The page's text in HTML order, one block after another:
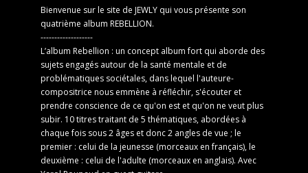
Bienvenue sur le site de JEWLY qui vous présente son
quatrième album REBELLION.
-------------------
L’album Rebellion : un concept album fort qui aborde des
sujets engagés autour de la santé mentale et de
problématiques sociétales, dans lequel l'auteure-
compositrice nous emmène à réfléchir, s'écouter et
prendre conscience de ce qu'on est et qu'on ne veut plus
subir. 10 titres traitant de 5 thématiques, abordées à
chaque fois sous 2 âges et donc 2 angles de vue ; le
premier : celui de la jeunesse (morceaux en français), le
deuxième : celui de l'adulte (morceaux en anglais). Avec